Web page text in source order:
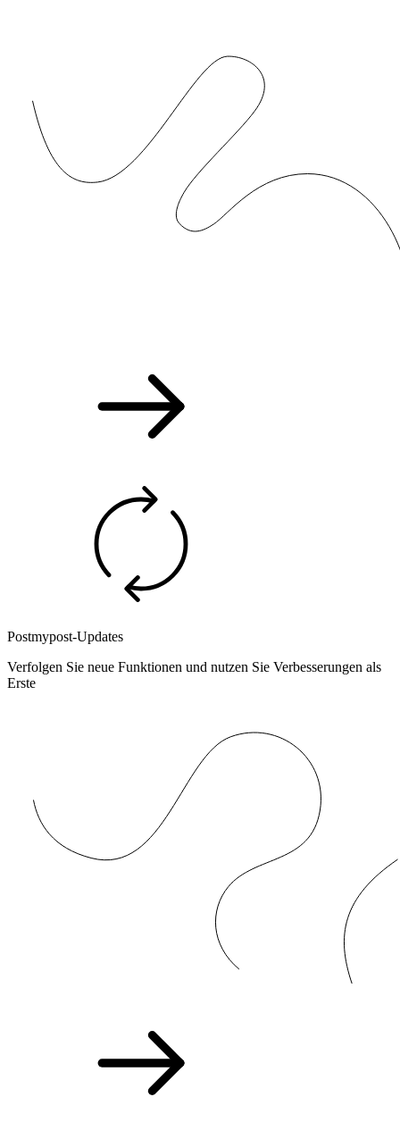
Postmypost-Updates
Verfolgen Sie neue Funktionen und nutzen Sie Verbesserungen als
Erste